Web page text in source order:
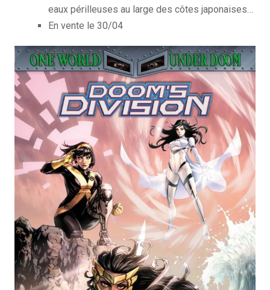
eaux périlleuses au large des côtes japonaises…
En vente le 30/04